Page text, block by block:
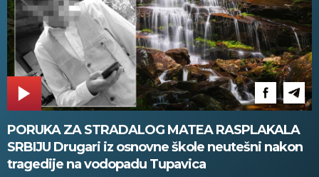
PORUKA ZA STRADALOG MATEA RASPLAKALA
SRBIJU Drugari iz osnovne škole neutešni nakon
tragedije na vodopadu Tupavica